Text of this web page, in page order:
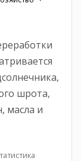
шрота,
масла и